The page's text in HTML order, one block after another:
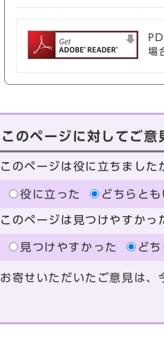
場
このページに対してご意
このページは役に立ちました
役に立った どちらと
このページは見つけやすかっ
見つけやすかった ど
お寄せいただいたご意見は、